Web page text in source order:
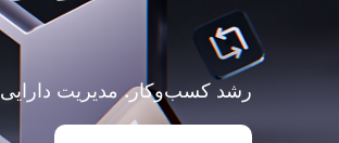
رشد کسب‌وکار. مدیریت دارایی